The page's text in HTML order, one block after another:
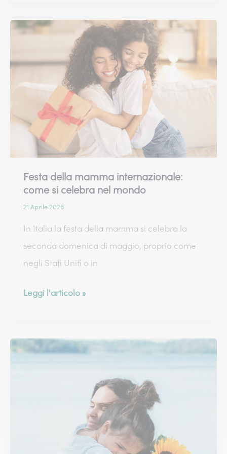
prima
della
neomamme
Festa della mamma internazionale:
come si celebra nel mondo
21 Aprile 2026
In Italia la festa della mamma si celebra la
seconda domenica di maggio, proprio come
negli Stati Uniti o in
Festa
internazionale:
Leggi l'articolo »